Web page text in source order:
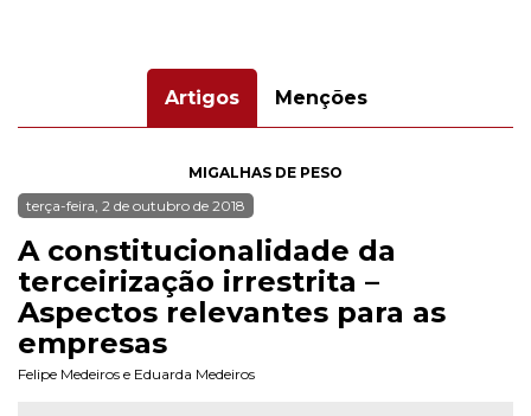
Artigos Menções
MIGALHAS DE PESO
terça-feira, 2 de outubro de 2018
A constitucionalidade da
terceirização irrestrita –
Aspectos relevantes para as
empresas
Felipe Medeiros e Eduarda Medeiros